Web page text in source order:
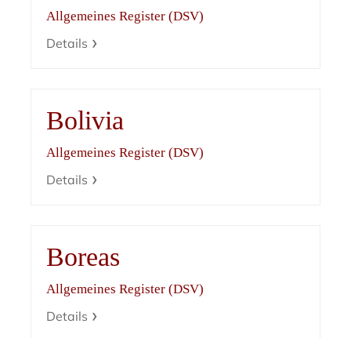
Allgemeines Register (DSV)
Details
Bolivia
Allgemeines Register (DSV)
Details
Boreas
Allgemeines Register (DSV)
Details